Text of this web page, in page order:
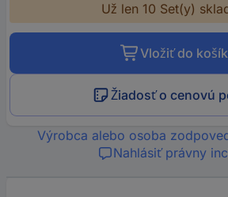
Už len 10 Set(y)
Vložiť do
Žiadosť o cenovú
Výrobca alebo osoba
Nahlásiť právny